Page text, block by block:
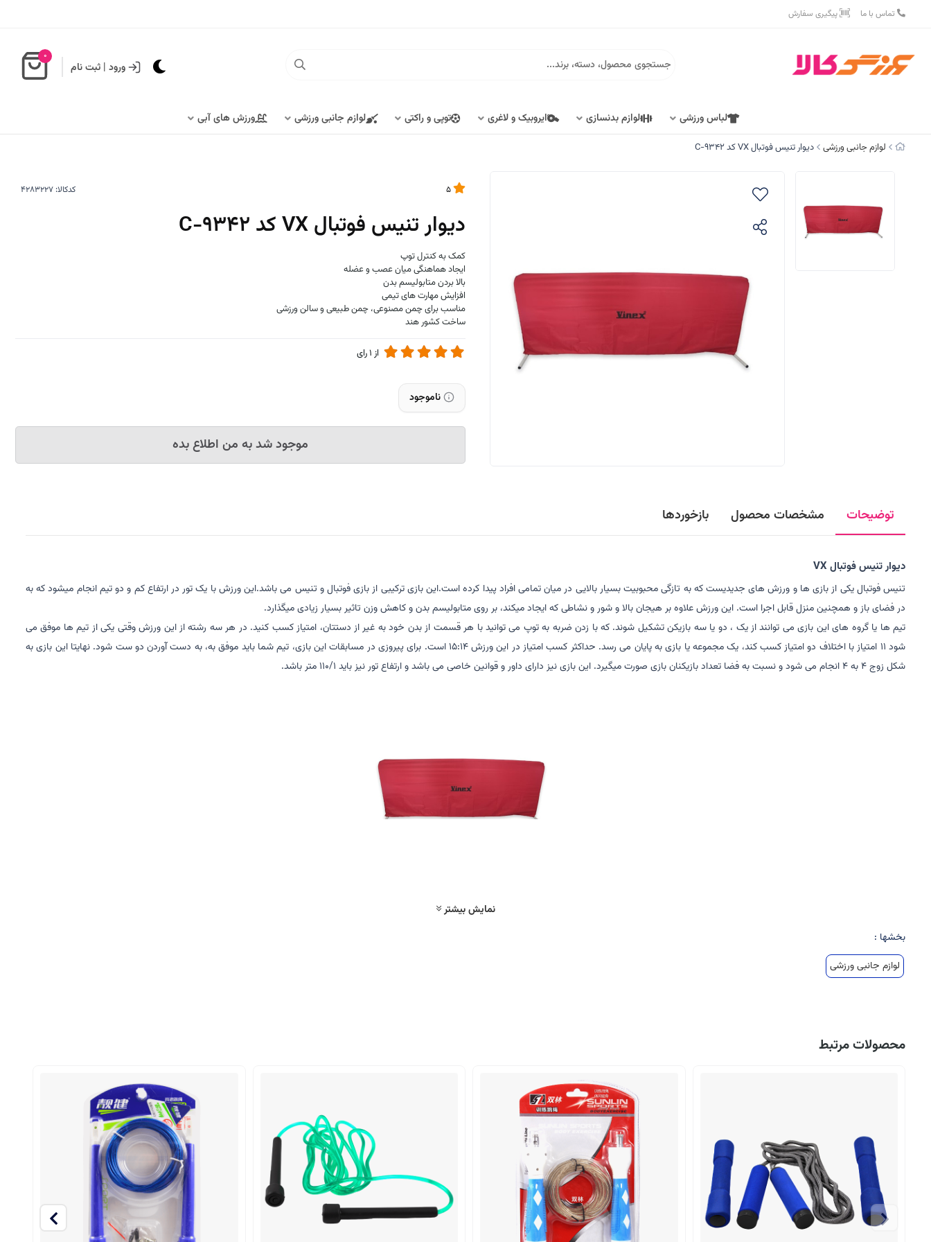
تماس با ما پیگیری سفارش
ورود | ثبت نام
0
لباس ورزشی لوازم بدنسازی ایروبیک و لاغری توپی و راکتی لوازم جانبی ورزشی ورزش های آبی
لوازم جانبی ورزشی دیوار تنیس فوتبال VX کد C-9342
کدکالا:
دیوار تنیس فوتبال VX کد C-9342
کمک به کنترل توپ
ایجاد هماهنگی میان عصب و عضله
بالا بردن متابولیسم بدن
افزایش مهارت های تیمی
مناسب برای چمن مصنوعی، چمن طبیعی و سالن ورزشی
ساخت کشور هند
از 1رای
ناموجود
موجود شد به من اطلاع بده
توضیحات مشخصات محصول بازخوردها
دیوار تنیس فوتبال VX
تنیس فوتبال یکی از بازی ها و ورزش های جدیدیست که به تازگی محبوبیت بسیار بالایی در میان تمامی افراد پیدا کرده است.این بازی ترکیبی از بازی فوتبال و تنیس می باشد.این ورزش با یک تور در ارتفاع کم و دو تیم انجام میشود که به
در فضای باز و همچنین منزل قابل اجرا است. این ورزش علاوه بر هیجان بالا و شور و نشاطی که ایجاد میکند، بر روی متابولیسم بدن و کاهش وزن تاثیر بسیار زیادی میگذارد.
تیم ها یا گروه های این بازی می توانند از یک ، دو یا سه بازیکن تشکیل شوند. که با زدن ضربه به توپ می توانید با هر قسمت از بدن خود به غیر از دستتان، امتیاز کسب کنید. در هر سه رشته از این ورزش وقتی یکی از تیم ها موفق می
شود 11 امتیاز با اختلاف دو امتیاز کسب کند، یک مجموعه یا بازی به پایان می رسد. حداکثر کسب امتیاز در این ورزش 15:14 است. برای پیروزی در مسابقات این بازی، تیم شما باید موفق به، به دست آوردن دو ست شود. نهایتا این بازی به
شکل زوج ۴ به ۴ انجام می شود و نسبت به فضا تعداد بازیکنان بازی صورت میگیرد. این بازی نیز دارای داور و قوانین خاصی می باشد و ارتفاع تور نیز باید 110/1 متر باشد.
نمایش بیشتر
بخشها :
لوازم جانبی ورزشی
محصولات مرتبط